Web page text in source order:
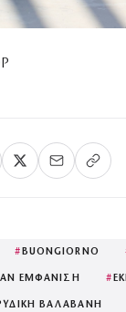
# BUONGIORNO
ΕΜΦΑΝΙΣΗ #
ΒΑΛΑΒΑΝΗ